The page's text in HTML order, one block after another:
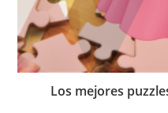
Los mejores